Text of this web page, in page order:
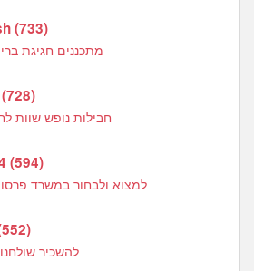
(733)
מתכננים חגיגת
(728)
חבילות נופש שוות
(594)
למצוא ולבחור במשרד
552)
להשכיר